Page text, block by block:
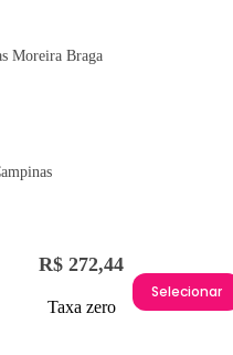
Moreira Braga
R$ 272,44
Taxa zero
Selecionar